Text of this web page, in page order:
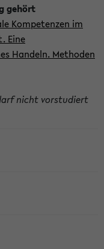
Kompetenzen im
Eine
Handeln. Methoden
nicht vorstudiert